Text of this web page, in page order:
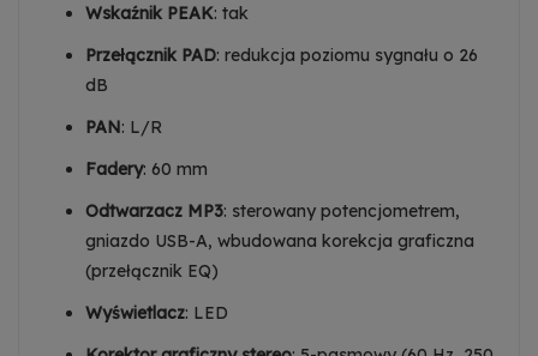
Wskaźnik PEAK: tak
Przełącznik PAD: redukcja poziomu sygnału o 26
dB
PAN: L/R
Fadery: 60 mm
Odtwarzacz MP3: sterowany potencjometrem,
gniazdo USB-A, wbudowana korekcja graficzna
(przełącznik EQ)
Wyświetlacz: LED